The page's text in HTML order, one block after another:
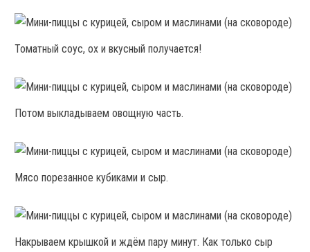
Томатный соус, ох и вкусный получается!
Потом выкладываем овощную часть.
Мясо порезанное кубиками и сыр.
Накрываем крышкой и ждём пару минут. Как только сыр